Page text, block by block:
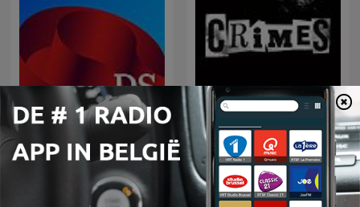
CRIMES • Histoires Vraies
Internationale Nieuws-podcasts